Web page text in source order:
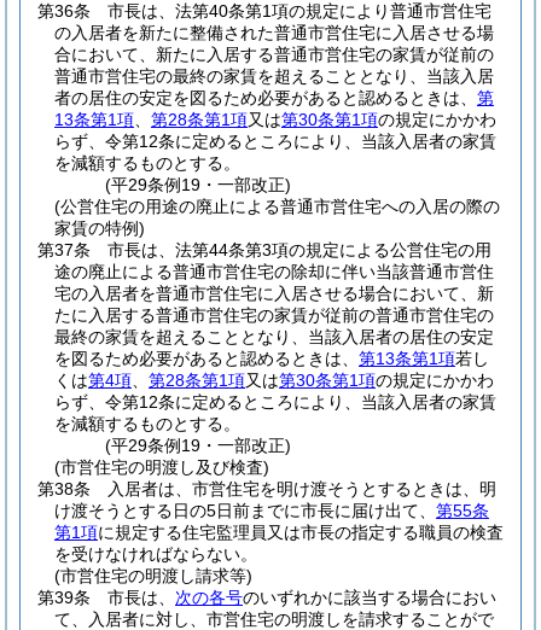
第36条
市長は、法第40条第1項の規定により普通市営住宅
の入居者を新たに整備された普通市営住宅に入居させる場
合において、新たに入居する普通市営住宅の家賃が従前の
普通市営住宅の最終の家賃を超えることとなり、当該入居
者の居住の安定を図るため必要があると認めるときは、 第
13条第1項
第28条第1項又は第30条第1項の規定にかかわ
らず、令第12条に定めるところにより、当該入居者の家賃
を減額するものとする。
(平29条例19・一部改正)
(公営住宅の用途の廃止による普通市営住宅への入居の際の
家賃の特例)
第37条
市長は、法第44条第3項の規定による公営住宅の用
途の廃止による普通市営住宅の除却に伴い当該普通市営住
宅の入居者を普通市営住宅に入居させる場合において、新
たに入居する普通市営住宅の家賃が従前の普通市営住宅の
最終の家賃を超えることとなり、当該入居者の居住の安定
を図るため必要があると認めるときは、 第13条第1項若し
くは第4項 第28条第1項又は第30条第1項の規定にかかわ
らず、令第12条に定めるところにより、当該入居者の家賃
を減額するものとする。
(平29条例19・一部改正)
(市営住宅の明渡し及び検査)
第38条
入居者は、市営住宅を明け渡そうとするときは、明
け渡そうとする日の5日前までに市長に届け出て、 第55条
第1項に規定する住宅監理員又は市長の指定する職員の検査
を受けなければならない。
(市営住宅の明渡し請求等)
第39条
市長は、 次の各号のいずれかに該当する場合におい
て、入居者に対し、市営住宅の明渡しを請求することがで